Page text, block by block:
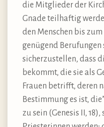
die Mitglieder der
Gnade teilhaftig
den Menschen bis
genügend Berufungen
sicherzustellen, dass
bekommt, die sie als
Frauen betrifft, deren
Bestimmung es ist,
zu sein (Genesis II,